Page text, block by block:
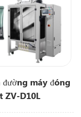
máy đóng
ZV-D10L